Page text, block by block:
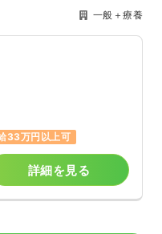
一般＋療養
33万円以上可
詳細を見る